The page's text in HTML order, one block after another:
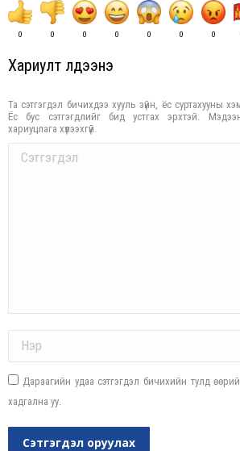
0 0 0 0 0 0 0
Хариулт үлдээнэ үү
Та сэтгэгдэл бичихдээ хууль зүйн, ёс суртахууны
Ёс бус сэтгэгдлийг бид устгах эрхтэй.
хариуцлага хүлээхгүй.
Comment
Дараагийн удаа сэтгэгдэл бичихийн тулд
хадгална уу.
Сэтгэгдэл оруулах